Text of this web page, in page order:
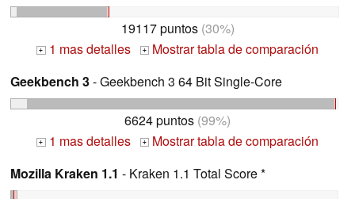
19117 puntos(30%)
+ 1 mas detalles +
Mostrar tabla de comparación
Geekbench 3- Geekbench 3 64 Bit Single-Core
6624 puntos (99%)
+ 1 mas detalles +
Mostrar tabla de comparación
Mozilla Kraken 1.1 - Kraken 1.1 Total Score *